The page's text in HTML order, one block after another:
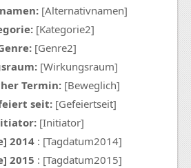
[Alternativnamen]
[Kategorie2]
[Genre2]
[Wirkungsraum]
Termin: [Beweglich]
seit: [Gefeiertseit]
[Initiator]
2014 : [Tagdatum2014]
2015 : [Tagdatum2015]